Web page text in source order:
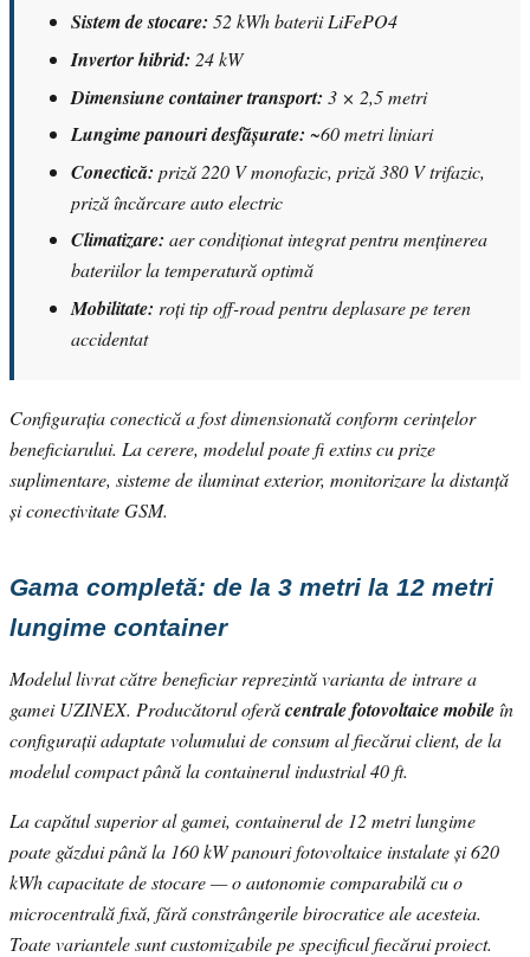
Sistem de stocare: 52 kWh baterii LiFePO4
Invertor hibrid: 24 kW
Dimensiune container transport: 3 × 2,5 metri
Lungime panouri desfășurate: ~60 metri liniari
Conectică: priză 220 V monofazic, priză 380 V trifazic,
priză încărcare auto electric
Climatizare: aer condiționat integrat pentru menținerea
bateriilor la temperatură optimă
Mobilitate: roți tip off-road pentru deplasare pe teren
accidentat
Configurația conectică a fost dimensionată conform cerințelor
beneficiarului. La cerere, modelul poate fi extins cu prize
suplimentare, sisteme de iluminat exterior, monitorizare la distanță
și conectivitate GSM.
Gama completă: de la 3 metri la 12 metri
lungime container
Modelul livrat către beneficiar reprezintă varianta de intrare a
gamei UZINEX. Producătorul oferăcentrale fotovoltaice mobileîn
configurații adaptate volumului de consum al fiecărui client, de la
modelul compact până la containerul industrial 40 ft.
La capătul superior al gamei, containerul de 12 metri lungime
poate găzdui până la 160 kW panouri fotovoltaice instalate și 620
kWh capacitate de stocare — o autonomie comparabilă cu o
microcentrală fixă, fără constrângerile birocratice ale acesteia.
Toate variantele sunt customizabile pe specificul fiecărui proiect.